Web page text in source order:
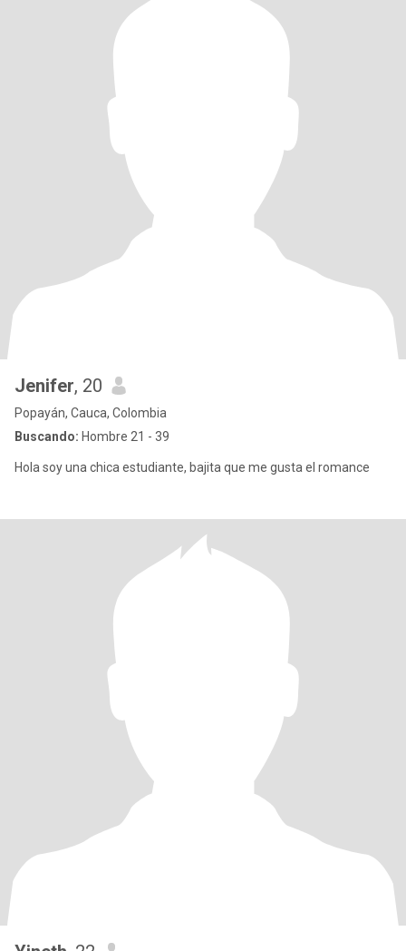
Jenifer, 20
Popayán, Cauca, Colombia
Buscando: Hombre 21 - 39
Hola soy una chica estudiante, bajita que me gusta el romance